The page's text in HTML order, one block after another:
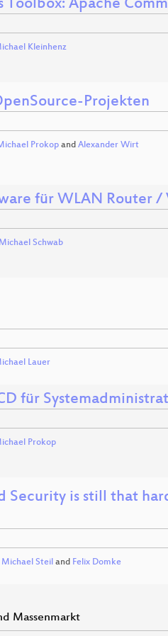
Toolbox: Apache
Kleinhenz
Projekten
Prokop and Alexander Wirt
für WLAN Router
Michael Schwab
Lauer
für
Prokop
Security is still that
Michael Steil and Felix Domke
Massenmarkt